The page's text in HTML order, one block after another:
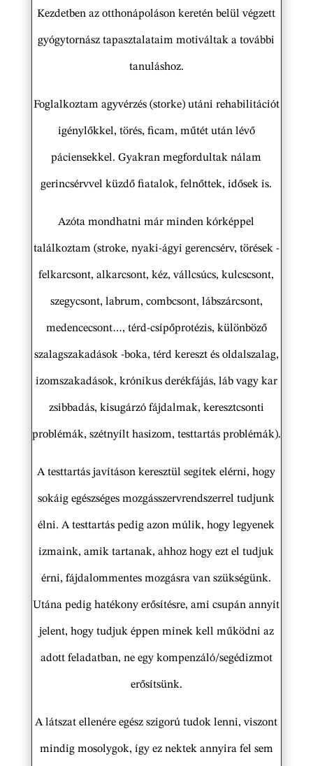
Kezdetben az otthonápoláson keretén belül végzett
gyógytornász tapasztalataim motiváltak a további
tanuláshoz.
Foglalkoztam agyvérzés (storke) utáni rehabilitációt
igénylőkkel, törés, ficam, műtét után lévő
páciensekkel. Gyakran megfordultak nálam
gerincsérvvel küzdő fiatalok, felnőttek, idősek is.
Azóta mondhatni már minden kórképpel
találkoztam (stroke, nyaki-ágyi gerencsérv, törések -
felkarcsont, alkarcsont, kéz, vállcsúcs, kulcscsont,
szegycsont, labrum, combcsont, lábszárcsont,
medencecsont…, térd-csípőprotézis, különböző
szalagszakadások -boka, térd kereszt és oldalszalag,
izomszakadások, krónikus derékfájás, láb vagy kar
zsibbadás, kisugárzó fájdalmak, keresztcsonti
problémák, szétnyílt hasizom, testtartás problémák).
A testtartás javításon keresztül segítek elérni, hogy
sokáig egészséges mozgásszervrendszerrel tudjunk
élni. A testtartás pedig azon múlik, hogy legyenek
izmaink, amik tartanak, ahhoz hogy ezt el tudjuk
érni, fájdalommentes mozgásra van szükségünk.
Utána pedig hatékony erősítésre, ami csupán annyit
jelent, hogy tudjuk éppen minek kell működni az
adott feladatban, ne egy kompenzáló/segédizmot
erősítsünk.
A látszat ellenére egész szigorú tudok lenni, viszont
mindig mosolygok, így ez nektek annyira fel sem